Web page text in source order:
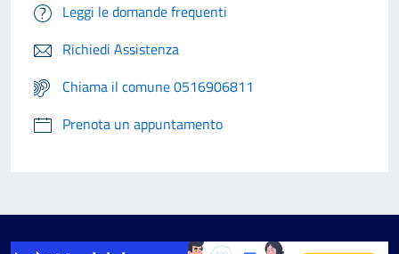
Leggi le domande frequenti
Richiedi Assistenza
Chiama il comune 0516906811
Prenota un appuntamento